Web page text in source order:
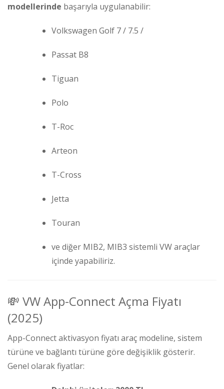
modellerinde başarıyla uygulanabilir:
Volkswagen Golf 7 / 7.5 /
Passat B8
Tiguan
Polo
T-Roc
Arteon
T-Cross
Jetta
Touran
ve diğer MIB2, MIB3 sistemli VW araçlar
içinde yapabiliriz.
💸 VW App-Connect Açma Fiyatı
(2025)
App-Connect aktivasyon fiyatı araç modeline, sistem
türüne ve bağlantı türüne göre değişiklik gösterir.
Genel olarak fiyatlar: